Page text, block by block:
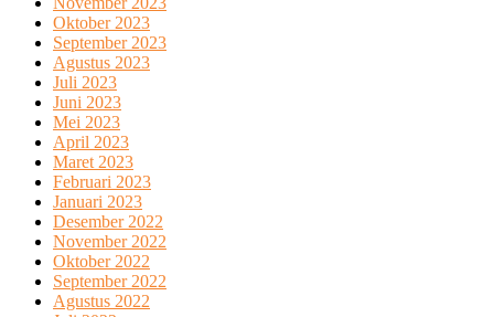
Oktober 2023
September 2023
Agustus 2023
Juli 2023
Juni 2023
Mei 2023
April 2023
Maret 2023
Februari 2023
Januari 2023
Desember 2022
November 2022
Oktober 2022
September 2022
Agustus 2022